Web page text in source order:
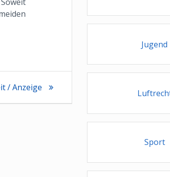
/ Anzeige
Jugend
Sport